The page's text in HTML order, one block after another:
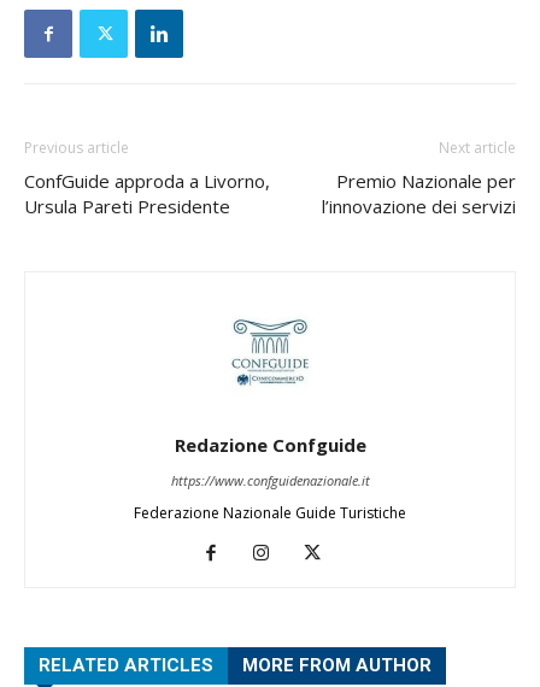
Previous article
ConfGuide approda a Livorno,
Ursula Pareti Presidente
Next article
Premio Nazionale per
l’innovazione dei servizi
Redazione Confguide
https://www.confguidenazionale.it
Federazione Nazionale Guide Turistiche
RELATED ARTICLES MORE FROM AUTHOR